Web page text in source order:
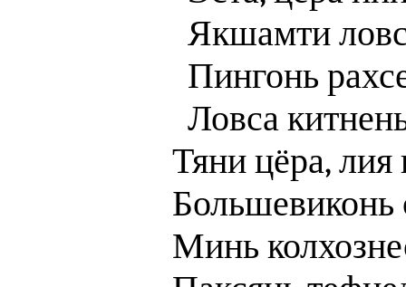
‎Якшамти
Пингонь
Ловса
Тяни цёра, лия
Большевиконь
Минь